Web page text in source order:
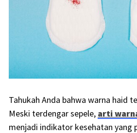
Tahukah Anda bahwa warna haid
Meski terdengar sepele, arti
menjadi indikator kesehatan yang